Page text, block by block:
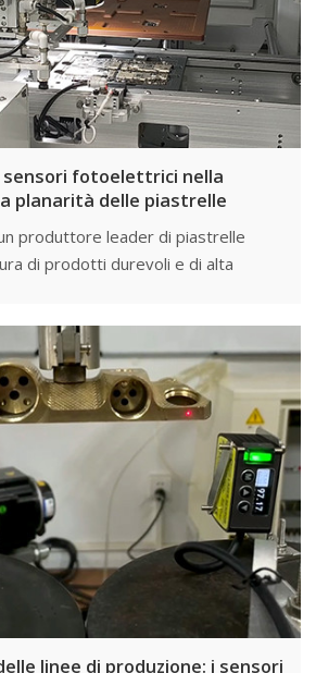
sensori fotoelettrici nella
planarità delle piastrelle
produttore leader di piastrelle
di prodotti durevoli e di alta
per la soddisfazione del cliente.
linee di produzione: i sensori